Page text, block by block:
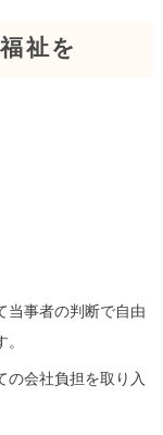
祉を
当事者の判断で自由
の会社負担を取り入